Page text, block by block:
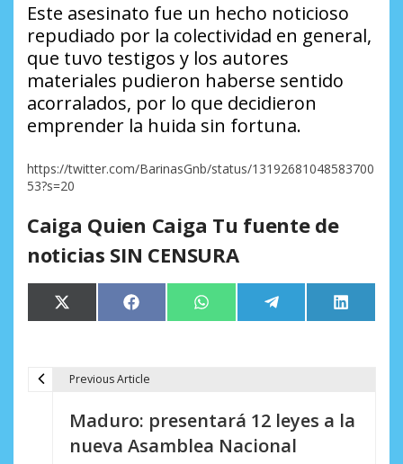
Este asesinato fue un hecho noticioso
repudiado por la colectividad en general,
que tuvo testigos y los autores
materiales pudieron haberse sentido
acorralados, por lo que decidieron
emprender la huida sin fortuna.
https://twitter.com/BarinasGnb/status/13192681048583700
53?s=20
Caiga Quien Caiga Tu fuente de
noticias SIN CENSURA
Compartir
en
X
(Twitter)
Compartir
en
Facebook Compartir
en
WhatsApp Compartir
en
Telegram
en
LinkedIn
Previous Article
Maduro: presentará 12 leyes a la
nueva Asamblea Nacional